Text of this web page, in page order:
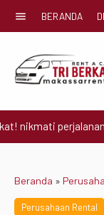
menu BERANDA
perjalanan
Beranda »
Perusahaan Rental